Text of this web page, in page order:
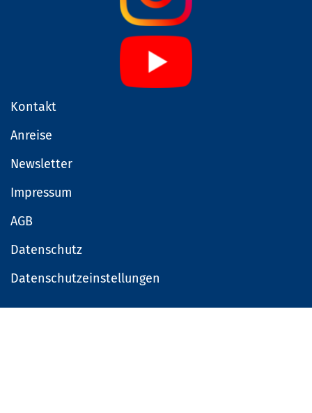
Kontakt
Anreise
Newsletter
Impressum
AGB
Datenschutz
Datenschutzeinstellungen